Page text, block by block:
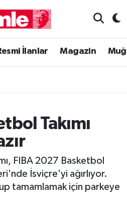
İlanlar Magazin
Takımı
FIBA 2027 Basketbol
İsviçre'yi ağırlıyor.
tamamlamak için parkeye
Haritası
ve Fikstür